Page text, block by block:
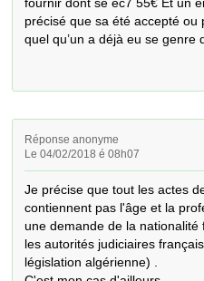
précisé que sa été accepté
quel qu’un a déjà eu se genre
Réponse anonyme
Le 04/02/2018 é 08h07
Je précise que tout les actes
contiennent pas l'âge et la
une demande de la
les autorités judiciaires
législation algérienne) .